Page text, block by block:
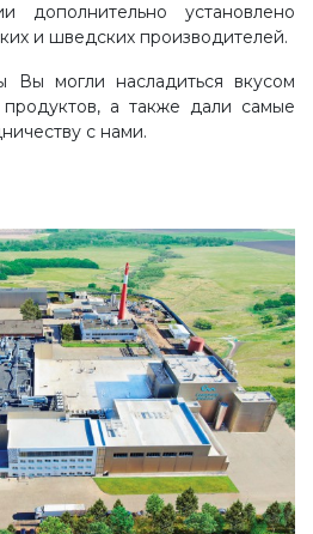
дополнительно установлено
и шведских производителей.
могли насладиться вкусом
а также дали самые
с нами.